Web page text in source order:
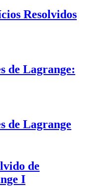
Resolvidos
de Lagrange:
de Lagrange
de
I